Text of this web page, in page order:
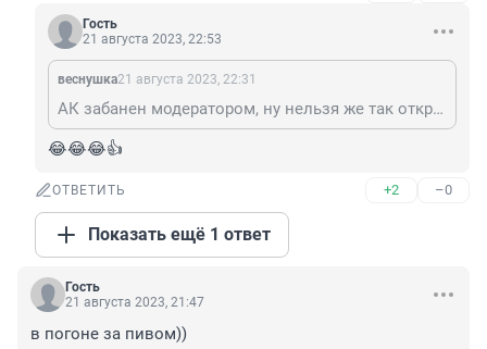
Гость
21 августа 2023, 22:53
веснушка21 августа 2023, 22:31
АК забанен модератором, ну нельзя же так откровенно завидовать...
😂😂😂👍
ОТВЕТИТЬ +2 –0
Показать ещё 1 ответ
Гость
21 августа 2023, 21:47
в погоне за пивом))